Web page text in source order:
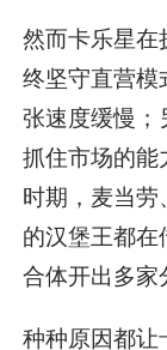
然而卡乐星在
终坚守直营模
张速度缓慢；
抓住市场的能
时期，麦当
的汉堡王都
合体开出多家
种种原因都让